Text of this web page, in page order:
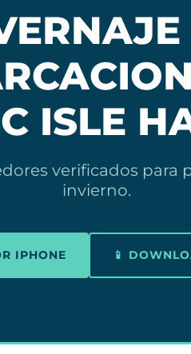
ISLE
verificados para
invierno.
IPHONE 📱